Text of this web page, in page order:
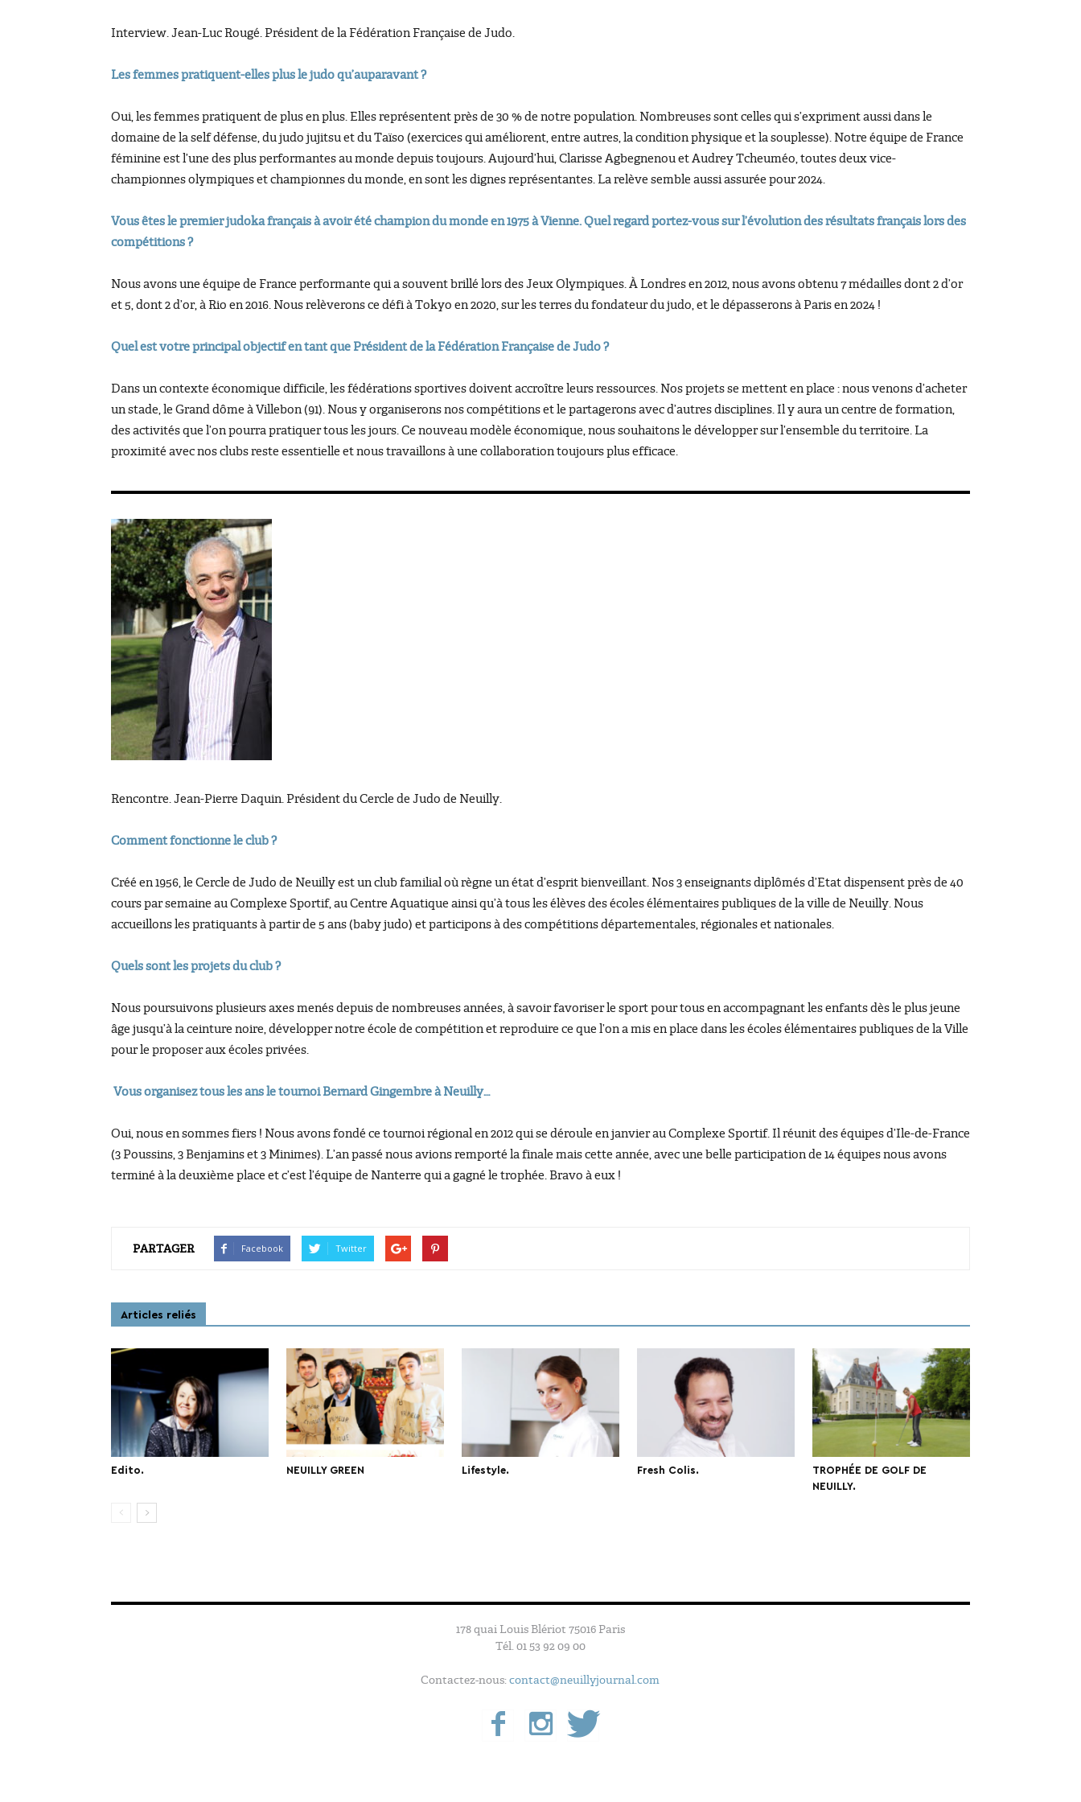
Interview. Jean-Luc Rougé. Président de la Fédération Française de Judo.
Les femmes pratiquent-elles plus le judo qu’auparavant ?
Oui, les femmes pratiquent de plus en plus. Elles représentent près de 30 % de notre population. Nombreuses sont celles qui s’expriment aussi dans le
domaine de la self défense, du judo jujitsu et du Taïso (exercices qui améliorent, entre autres, la condition physique et la souplesse). Notre équipe de France
féminine est l’une des plus performantes au monde depuis toujours. Aujourd’hui, Clarisse Agbegnenou et Audrey Tcheuméo, toutes deux vice-
championnes olympiques et championnes du monde, en sont les dignes représentantes. La relève semble aussi assurée pour 2024.
Vous êtes le premier judoka français à avoir été champion du monde en 1975 à Vienne. Quel regard portez-vous sur l’évolution des résultats français lors des
compétitions ?
Nous avons une équipe de France performante qui a souvent brillé lors des Jeux Olympiques. À Londres en 2012, nous avons obtenu 7 médailles dont 2 d’or
et 5, dont 2 d’or, à Rio en 2016. Nous relèverons ce défi à Tokyo en 2020, sur les terres du fondateur du judo, et le dépasserons à Paris en 2024 !
Quel est votre principal objectif en tant que Président de la Fédération Française de Judo ?
Dans un contexte économique difficile, les fédérations sportives doivent accroître leurs ressources. Nos projets se mettent en place : nous venons d’acheter
un stade, le Grand dôme à Villebon (91). Nous y organiserons nos compétitions et le partagerons avec d’autres disciplines. Il y aura un centre de formation,
des activités que l’on pourra pratiquer tous les jours. Ce nouveau modèle économique, nous souhaitons le développer sur l’ensemble du territoire. La
proximité avec nos clubs reste essentielle et nous travaillons à une collaboration toujours plus efficace.
Rencontre. Jean-Pierre Daquin. Président du Cercle de Judo de Neuilly.
Comment fonctionne le club ?
Créé en 1956, le Cercle de Judo de Neuilly est un club familial où règne un état d’esprit bienveillant. Nos 3 enseignants diplômés d’Etat dispensent près de 40
cours par semaine au Complexe Sportif, au Centre Aquatique ainsi qu’à tous les élèves des écoles élémentaires publiques de la ville de Neuilly. Nous
accueillons les pratiquants à partir de 5 ans (baby judo) et participons à des compétitions départementales, régionales et nationales.
Quels sont les projets du club ?
Nous poursuivons plusieurs axes menés depuis de nombreuses années, à savoir favoriser le sport pour tous en accompagnant les enfants dès le plus jeune
âge jusqu’à la ceinture noire, développer notre école de compétition et reproduire ce que l’on a mis en place dans les écoles élémentaires publiques de la Ville
pour le proposer aux écoles privées.
Vous organisez tous les ans le tournoi Bernard Gingembre à Neuilly…
Oui, nous en sommes fiers ! Nous avons fondé ce tournoi régional en 2012 qui se déroule en janvier au Complexe Sportif. Il réunit des équipes d’Ile-de-France
(3 Poussins, 3 Benjamins et 3 Minimes). L’an passé nous avions remporté la finale mais cette année, avec une belle participation de 14 équipes nous avons
terminé à la deuxième place et c’est l’équipe de Nanterre qui a gagné le trophée. Bravo à eux !
PARTAGER Facebook Twitter
Articles reliés
Edito. NEUILLY GREEN Lifestyle. Fresh Colis.
TROPHÉE DE GOLF DE
NEUILLY.
178 quai Louis Blériot 75016 Paris
Tél. 01 53 92 09 00
Contactez-nous:contact@neuillyjournal.com